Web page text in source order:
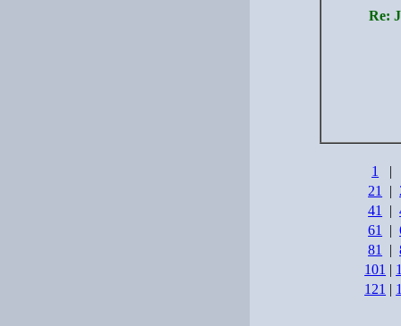
Re:
1
|
21
|
41
|
61
|
81
|
101 |
121 |